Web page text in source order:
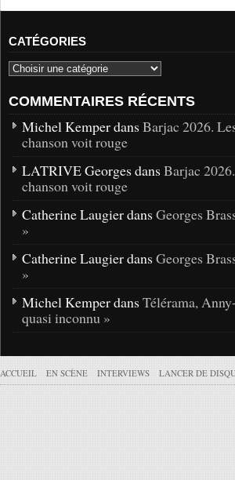
CATÉGORIES
COMMENTAIRES RÉCENTS
Michel Kemper dans Barjac 2026.
chanson voit rouge
LATRIVE Georges dans Barjac
chanson voit rouge
Catherine Laugier dans Georges
»
Catherine Laugier dans Georges
»
Michel Kemper dans Télérama,
quasi inconnu »
ACCUEIL EN SCÈNE INTERVIEWS LANCER DE